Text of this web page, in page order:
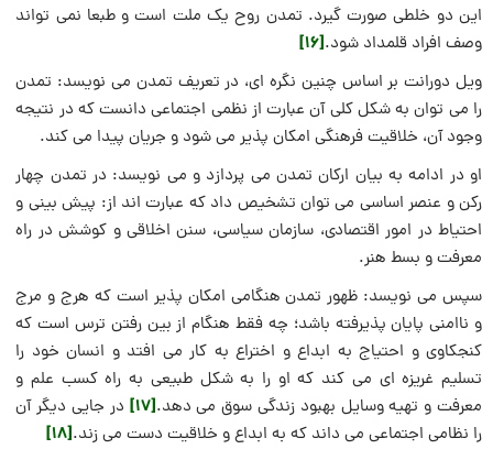
این دو خلطی صورت گیرد. تمدن روح یک ملت است و طبعا نمی تواند
وصف افراد قلمداد شود.[16]
ویل دورانت بر اساس چنین نگره ای، در تعریف تمدن می نویسد: تمدن
را می توان به شکل کلی آن عبارت از نظمی اجتماعی دانست که در نتیجه
وجود آن، خلاقیت فرهنگی امکان پذیر می شود و جریان پیدا می کند.
او در ادامه به بیان ارکان تمدن می پردازد و می نویسد: در تمدن چهار
رکن و عنصر اساسی می توان تشخیص داد که عبارت اند از: پیش بینی و
احتیاط در امور اقتصادی، سازمان سیاسی، سنن اخلاقی و کوشش در راه
معرفت و بسط هنر.
سپس می نویسد: ظهور تمدن هنگامی امکان پذیر است که هرج و مرج
و ناامنی پایان پذیرفته باشد؛ چه فقط هنگام از بین رفتن ترس است که
کنجکاوی و احتیاج به ابداع و اختراع به کار می افتد و انسان خود را
تسلیم غریزه ای می کند که او را به شکل طبیعی به راه کسب علم و
معرفت و تهیه وسایل بهبود زندگی سوق می دهد.[17]
در جایی دیگر آن
را نظامی اجتماعی می داند که به ابداع و خلاقیت دست می زند.[18]